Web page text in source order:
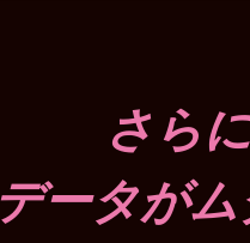
さら
データが